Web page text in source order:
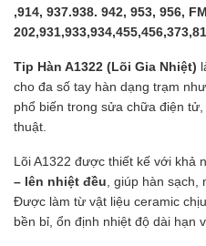
,914, 937.938. 942, 953, 956,
Tip Hàn A1322 (Lõi Gia Nhiệt)
cho đa số tay hàn dạng trạm như
phổ biến trong sửa chữa điện
thuật.
Lõi A1322 được thiết kế với khả
– lên nhiệt đều , giúp hàn
Được làm từ vật liệu ceramic
bền bỉ, ổn định nhiệt độ dài hạn